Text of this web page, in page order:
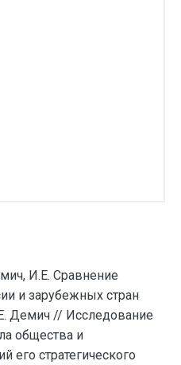
И.Е. Сравнение
и зарубежных стран
Демич // Исследование
общества и
его стратегического